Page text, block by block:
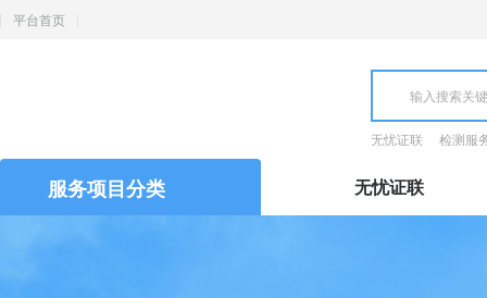
平台首页
无忧证联 检测服
服务项目分类 无忧证联